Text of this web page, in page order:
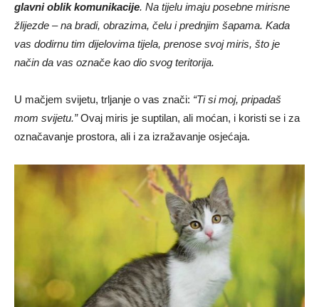
glavni oblik komunikacije. Na tijelu imaju posebne mirisne
žlijezde – na bradi, obrazima, čelu i prednjim šapama. Kada
vas dodirnu tim dijelovima tijela, prenose svoj miris, što je
način da vas označe kao dio svog teritorija.
U mačjem svijetu, trljanje o vas znači: “Ti si moj, pripadaš
mom svijetu.”Ovaj miris je suptilan, ali moćan, i koristi se i za
označavanje prostora, ali i za izražavanje osjećaja.